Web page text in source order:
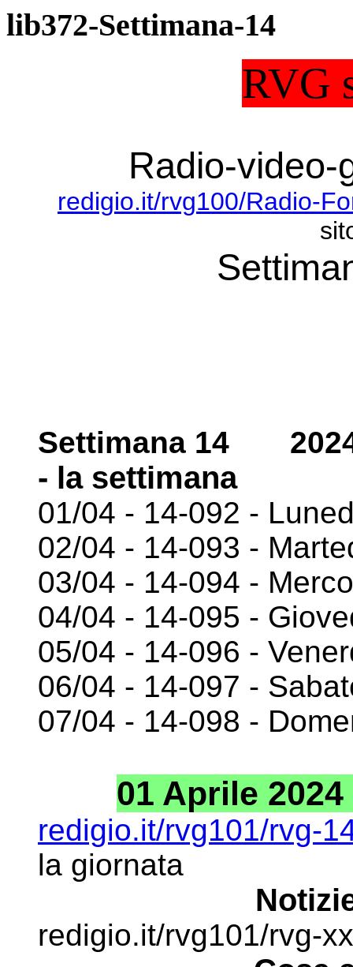
lib372-Settimana-14
RVG
Radio-video-
redigio.it/rvg100/Radio-
Settimana 14
- la settimana
01/04 - 14-092 -
02/04 - 14-093 -
03/04 - 14-094 -
04/04 - 14-095 -
05/04 - 14-096 -
06/04 - 14-097 -
07/04 - 14-098 -
01 Aprile
redigio.it/rvg101/rvg-
la giornata
redigio.it/rvg101/rvg-